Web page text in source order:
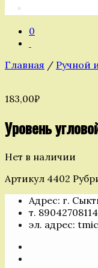
0
Главная / Ручной
183,00₽
Уровень
Нет в наличии
Артикул 4402
Адрес: г.
т.
эл. адрес: